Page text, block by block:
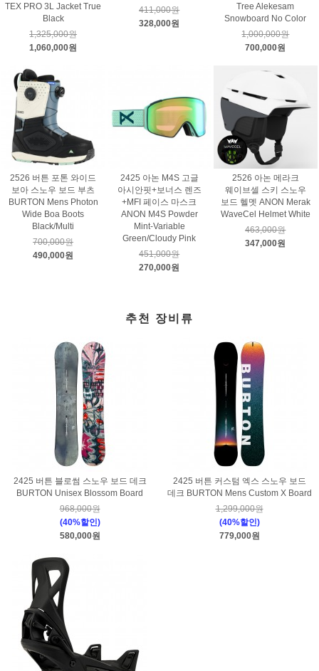
TEX PRO 3L Jacket True
Black
1,325,000원
1,060,000원
411,000원
328,000원
Tree Alekesam
Snowboard No Color
1,000,000원
700,000원
2526 버튼 포톤 와이드
보아 스노우 보드 부츠
BURTON Mens Photon
Wide Boa Boots
Black/Multi
700,000원
490,000원
2425 아논 M4S 고글
아시안핏+보너스 렌즈
+MFI 페이스 마스크
ANON M4S Powder
Mint-Variable
Green/Cloudy Pink
451,000원
270,000원
2526 아논 메라크
웨이브셀 스키 스노우
보드 헬멧 ANON Merak
WaveCel Helmet White
463,000원
347,000원
추천 장비류
2425 버튼 블로썸 스노우 보드 데크
BURTON Unisex Blossom Board
968,000원
(40%할인)
580,000원
2425 버튼 커스텀 엑스 스노우 보드
데크 BURTON Mens Custom X Board
1,299,000원
(40%할인)
779,000원